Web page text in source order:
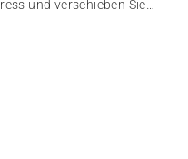
und verschieben Sie